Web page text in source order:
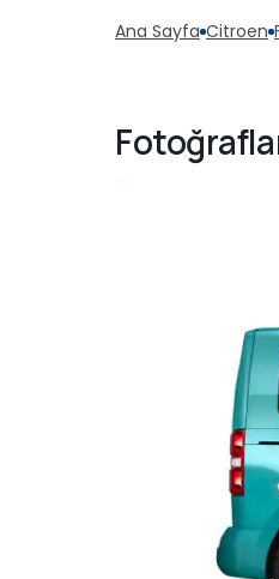
Ana Sayfa Citroen